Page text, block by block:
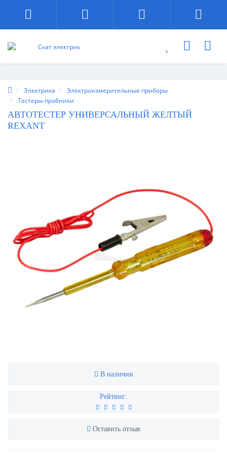
Электрика
Электроизмерительные приборы
Тестеры-пробники
АВТОТЕСТЕР УНИВЕРСАЛЬНЫЙ ЖЕЛТЫЙ
REXANT
В наличии
Рейтинг:
Оставить отзыв